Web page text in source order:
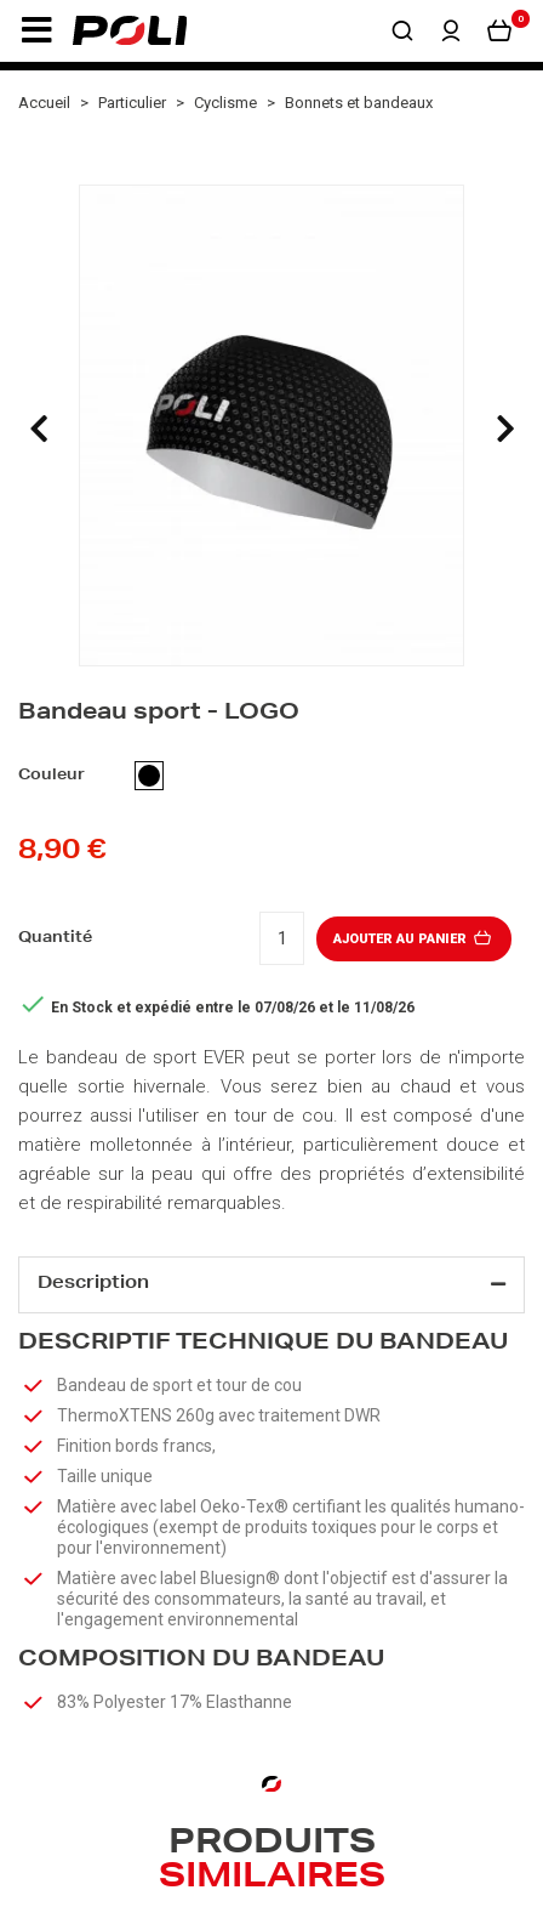
0
Accueil Particulier Cyclisme Bonnets et bandeaux
Bandeau sport - LOGO
Couleur NOIR
8,90 €
Quantité AJOUTER AU PANIER
 En Stock et expédié entre le 07/08/26 et le 11/08/26
Le bandeau de sport EVER peut se porter lors de n'importe
quelle sortie hivernale. Vous serez bien au chaud et vous
pourrez aussi l'utiliser en tour de cou. Il est composé d'une
matière molletonnée à l’intérieur, particulièrement douce et
agréable sur la peau qui offre des propriétés d’extensibilité
et de respirabilité remarquables.
Description
DESCRIPTIF TECHNIQUE DU BANDEAU
Bandeau de sport et tour de cou
ThermoXTENS 260g avec traitement DWR
Finition bords francs,
Taille unique
Matière avec label Oeko-Tex® certifiant les qualités humano-
écologiques (exempt de produits toxiques pour le corps et
pour l'environnement)
Matière avec label Bluesign® dont l'objectif est d'assurer la
sécurité des consommateurs, la santé au travail, et
l'engagement environnemental
COMPOSITION DU BANDEAU
83% Polyester 17% Elasthanne
PRODUITS
SIMILAIRES